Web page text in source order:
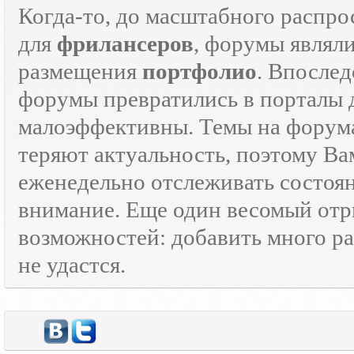
Когда-то, до масштабного
для фрилансеров, форумы
размещения портфолио.
форумы превратились в
малоэффективны. Темы на
теряют актуальность, поэтому
еженедельно отслеживать
внимание. Еще один весомый
возможностей: добавить много
не удастся.